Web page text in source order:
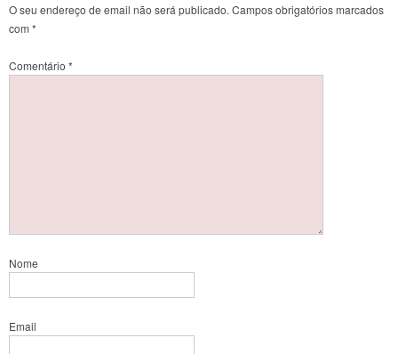
O seu endereço de email não será publicado. Campos obrigatórios marcados
com *
Comentário *
Nome
Email